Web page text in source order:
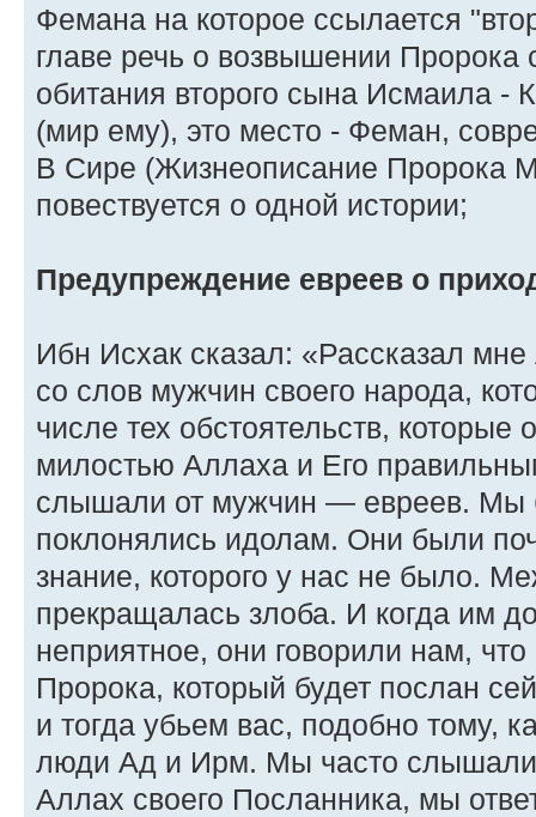
Фемана на которое ссылается
главе речь о возвышении Пророка
обитания второго сына Исмаила
(мир ему), это место - Феман,
В Сире (Жизнеописание Пророка
повествуется о одной истории;
Предупреждение евреев о
Ибн Исхак сказал: «Рассказал
со слов мужчин своего народа,
числе тех обстоятельств,
милостью Аллаха и Его
слышали от мужчин — евреев. Мы
поклонялись идолам. Они были
знание, которого у нас не было.
прекращалась злоба. И когда им
неприятное, они говорили нам,
Пророка, который будет послан
и тогда убьем вас, подобно тому,
люди Ад и Ирм. Мы часто слышали
Аллах своего Посланника, мы